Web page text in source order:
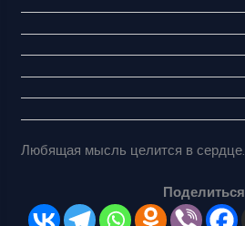
Любящая мысль целится в сердце.
Поделиться